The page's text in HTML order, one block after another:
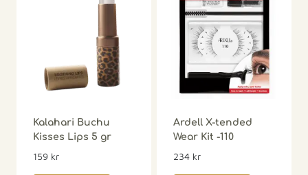
Kalahari Buchu
Kisses Lips 5 gr
159 kr
Ardell X-tended
Wear Kit -110
234 kr